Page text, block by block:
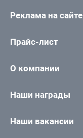
Реклама на сайте
Прайс-лист
О компании
Наши награды
Наши вакансии